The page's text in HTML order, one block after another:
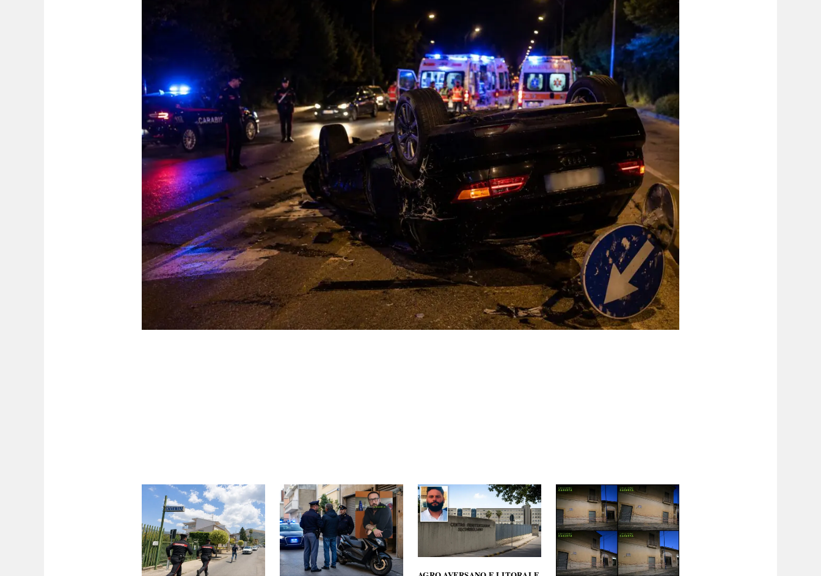
21enne
Mignano Monte Lungo. Gravissimo incidente stradale
alle ore 22 lungo la via Casilina, nel territorio
comunale di Mignano Monte Lungo....